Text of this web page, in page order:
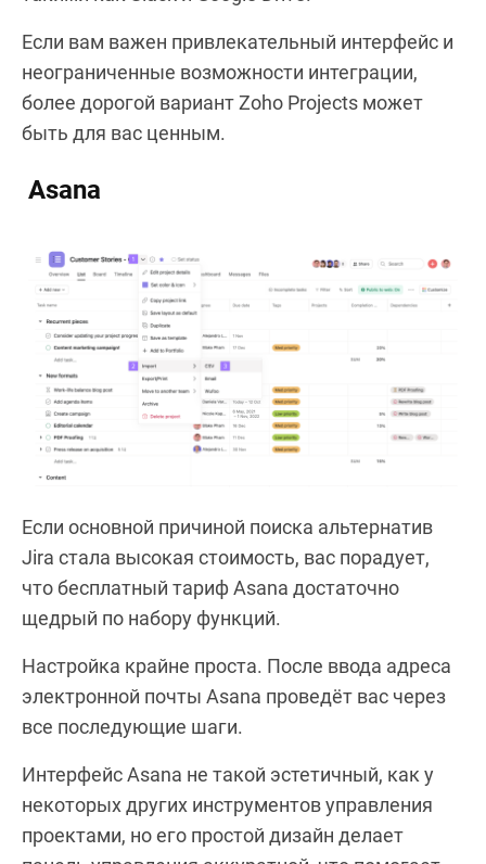
Если вам важен привлекательный интерфейс и
неограниченные возможности интеграции,
более дорогой вариант Zoho Projects может
быть для вас ценным.
Asana
Если основной причиной поиска альтернатив
Jira стала высокая стоимость, вас порадует,
что бесплатный тариф Asana достаточно
щедрый по набору функций.
Настройка крайне проста. После ввода адреса
электронной почты Asana проведёт вас через
все последующие шаги.
Интерфейс Asana не такой эстетичный, как у
некоторых других инструментов управления
проектами, но его простой дизайн делает